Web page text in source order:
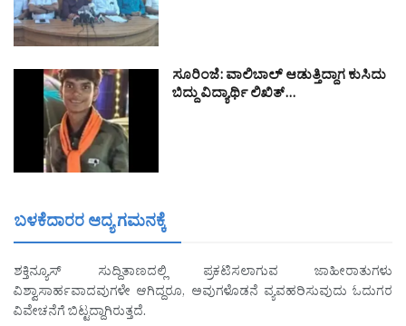
ಸೂರಿಂಜೆ: ವಾಲಿಬಾಲ್ ಆಡುತ್ತಿದ್ದಾಗ ಕುಸಿದು
ಬಿದ್ದು ವಿದ್ಯಾರ್ಥಿ ಲಿಖಿತ್…
ಬಳಕೆದಾರರ ಆದ್ಯ ಗಮನಕ್ಕೆ
ಶಕ್ತಿನ್ಯೂಸ್ ಸುದ್ದಿತಾಣದಲ್ಲಿ ಪ್ರಕಟಿಸಲಾಗುವ ಜಾಹೀರಾತುಗಳು
ವಿಶ್ವಾಸಾರ್ಹವಾದವುಗಳೇ ಆಗಿದ್ದರೂ, ಅವುಗಳೊಡನೆ ವ್ಯವಹರಿಸುವುದು ಓದುಗರ
ವಿವೇಚನೆಗೆ ಬಿಟ್ಟದ್ದಾಗಿರುತ್ತದೆ.